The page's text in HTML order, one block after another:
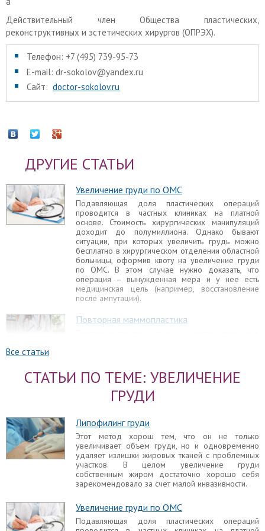
Действительный член Общества пластических,
реконструктивных и эстетических хирургов (ОПРЭХ).
Телефон: +7 (495) 739-95-73
E-mail: dr-sokolov@yandex.ru
Сайт: doctor-sokolov.ru
ДРУГИЕ СТАТЬИ
Увеличение груди по ОМС
Подавляющая доля пластических операций
проводится в частных клиниках на платной
основе. Стоимость хирургических манипуляций
доходит до полумиллиона. Однако бывают
ситуации, при которых увеличить грудь можно
бесплатно в хирургическом отделении областной
больницы, оформив квоту на увеличение груди
по ОМС. В этом случае нужно доказать, что
операция – вынужденная мера и у нее есть
медицинская цель (например, восстановление
после ампутации).
Повторная маммопластика
вмешательства не совпали с ожиданиями или
спустя годы грудь видоизменилась.
Маммопластика
плавный наклон от ключицы до соска,
оптимальная выпуклость верхней части груди,
достаточный объем нижнего квадранта груди,
относительно соска градус наклона нижней части
груди около 110 градусов, а расположение соска
относительно самой железы под 90 градусов.
Пластическая хирургия дает возможность
скорректировать бюст и добиться лучших
Прощупывается грудной имплант
Все статьи
СТАТЬИ ПО ТЕМЕ: УВЕЛИЧЕНИЕ
ГРУДИ
Липофилинг груди
Этот метод хорош тем, что он не только
увеличивает объем груди, но и одновременно
удаляет излишки жировых тканей с проблемных
участков. В целом увеличение груди
собственным жиром достаточно хорошо себя
зарекомендовало за счет малой инвазивности.
Увеличение груди по ОМС
Подавляющая доля пластических операций